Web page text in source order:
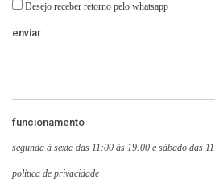
Desejo receber retorno pelo whatsapp
funcionamento
segunda à sexta das 11:00 às 19:00 e sábado das
política de privacidade